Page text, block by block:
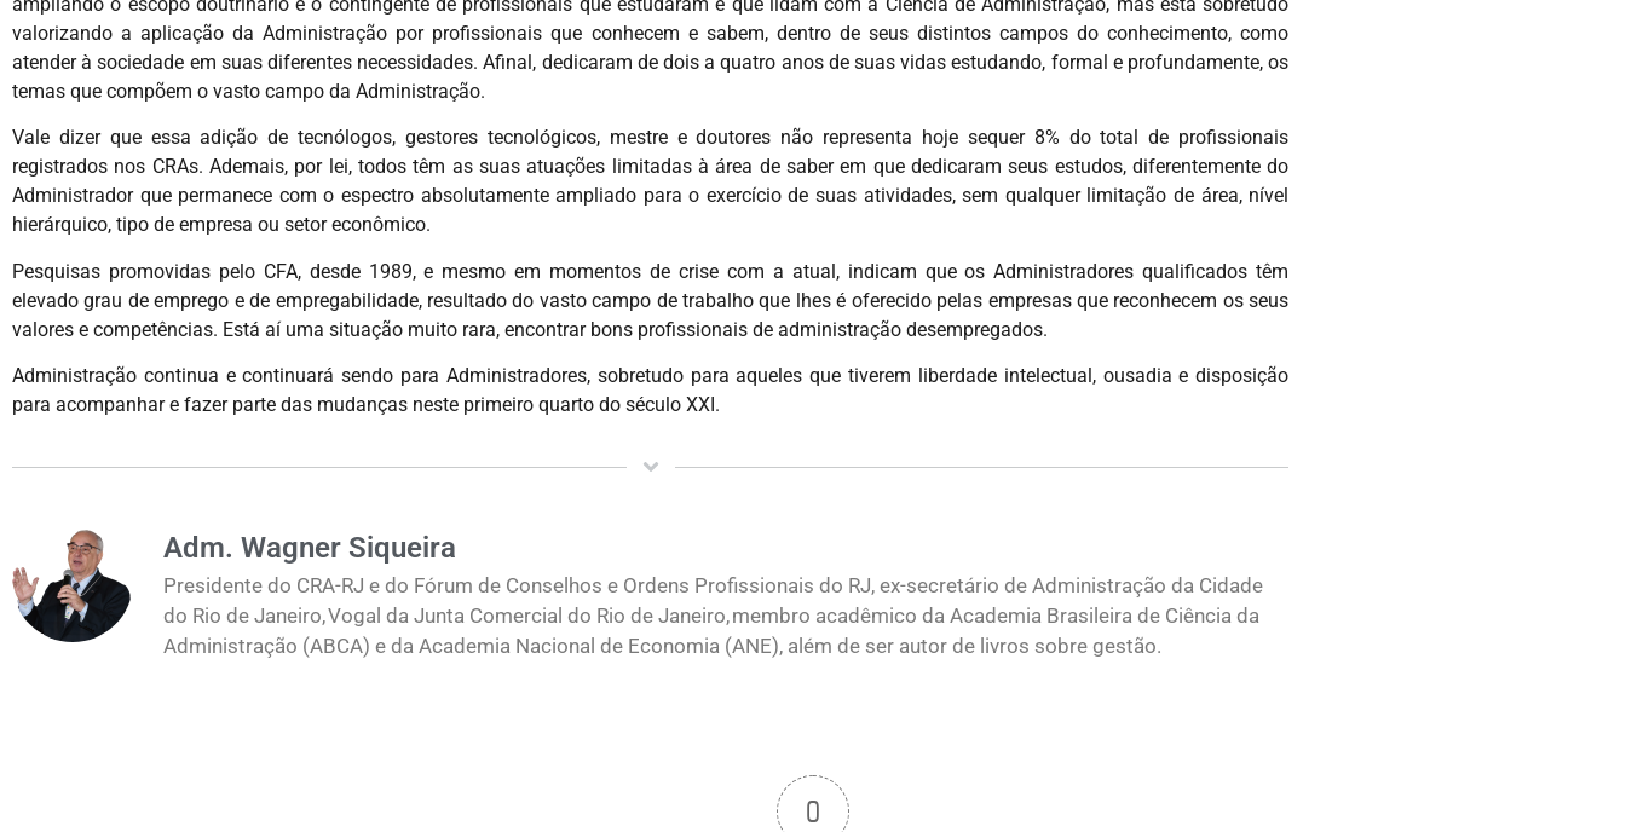
valorizando a aplicação da Administração por profissionais que conhecem e sabem, dentro de seus distintos campos do conhecimento, como
atender à sociedade em suas diferentes necessidades. Afinal, dedicaram de dois a quatro anos de suas vidas estudando, formal e profundamente, os
temas que compõem o vasto campo da Administração.
Vale dizer que essa adição de tecnólogos, gestores tecnológicos, mestre e doutores não representa hoje sequer 8% do total de profissionais
registrados nos CRAs. Ademais, por lei, todos têm as suas atuações limitadas à área de saber em que dedicaram seus estudos, diferentemente do
Administrador que permanece com o espectro absolutamente ampliado para o exercício de suas atividades, sem qualquer limitação de área, nível
hierárquico, tipo de empresa ou setor econômico.
Pesquisas promovidas pelo CFA, desde 1989, e mesmo em momentos de crise com a atual, indicam que os Administradores qualificados têm
elevado grau de emprego e de empregabilidade, resultado do vasto campo de trabalho que lhes é oferecido pelas empresas que reconhecem os seus
valores e competências. Está aí uma situação muito rara, encontrar bons profissionais de administração desempregados.
Administração continua e continuará sendo para Administradores, sobretudo para aqueles que tiverem liberdade intelectual, ousadia e disposição
para acompanhar e fazer parte das mudanças neste primeiro quarto do século XXI.
Adm. Wagner Siqueira
Presidente do CRA-RJ e do Fórum de Conselhos e Ordens Profissionais do RJ, ex-secretário de Administração da Cidade
do Rio de Janeiro, Vogal da Junta Comercial do Rio de Janeiro, membro acadêmico da Academia Brasileira de Ciência da
Administração (ABCA) e da Academia Nacional de Economia (ANE), além de ser autor de livros sobre gestão.
0